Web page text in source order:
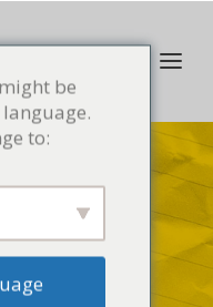
be
to: